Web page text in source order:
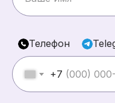
Телефон
+7